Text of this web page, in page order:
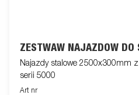
ZESTWAW NAJAZDÓW DO
Najazdy stalowe 2500x300mm
serii 5000
Art nr